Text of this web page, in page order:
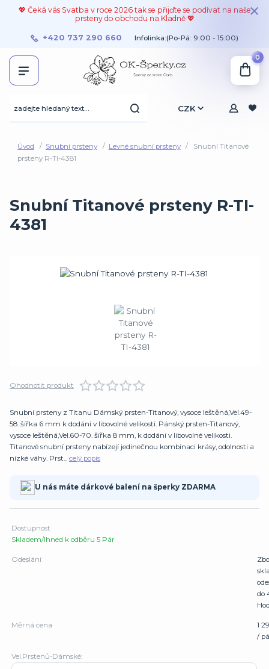
💖 Čeká vás Svatba v roce 2026 tak se přijďte se podívat na naše
prsteny do obchodu na Kladně 💖
CZK
+420 737 290 660 Infolinka:(Po-Pá: 9:00 - 15:00)
0
Úvod Snubní prsteny Levné snubní prsteny
Snubní Titanové
prsteny R-TI-4381
Snubní Titanové prsteny R-TI-
4381
Ohodnotit produkt
Snubní prsteny z Titanu Dámský prsten-Titanový, vysoce leštěná,Vel.49-
58. šířka 6 mm k dodání v libovolné velikosti. Pánský prsten-Titanový,
vysoce leštěná,Vel.60-70. šířka 8 mm, k dodání v libovolné velikosti.
Titanové snubní prsteny nabízejí jedinečnou kombinaci krásy, odolnosti a
nízké váhy. Prst... celý popis
U nás máte dárkové balení na šperky ZDARMA
Dostupnost
Skladem/Ihned k odběru 5 Pár
Odeslání
do
Měrná cena
1
/
Vel.Prstenů-Dámské: